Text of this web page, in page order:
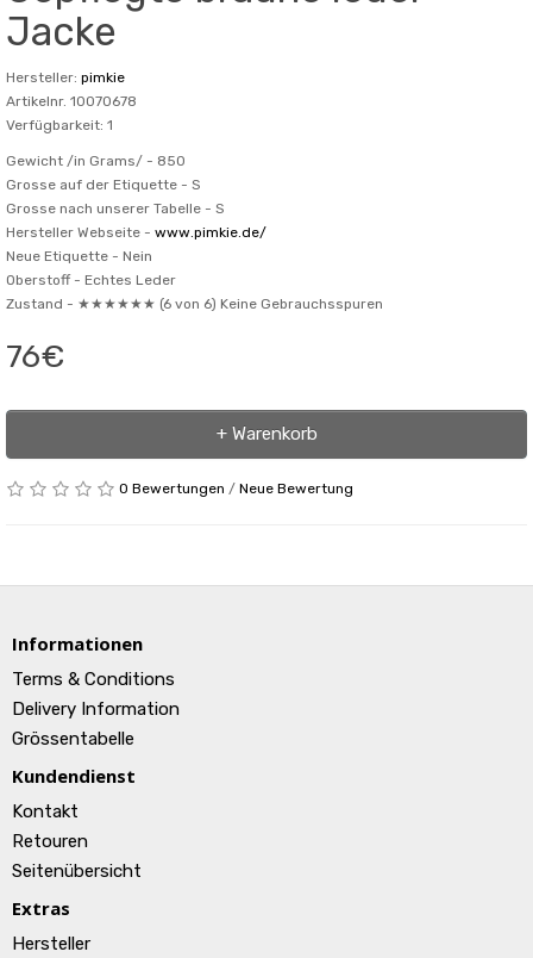
Jacke
Hersteller: pimkie
Artikelnr. 10070678
Verfügbarkeit: 1
Gewicht /in Grams/ - 850
Grosse auf der Etiquette - S
Grosse nach unserer Tabelle - S
Hersteller Webseite - www.pimkie.de/
Neue Etiquette - Nein
Oberstoff - Echtes Leder
Zustand - ★★★★★★ (6 von 6) Keine Gebrauchsspuren
76€
+ Warenkorb
0 Bewertungen / Neue Bewertung
Informationen
Terms & Conditions
Delivery Information
Grössentabelle
Kundendienst
Kontakt
Retouren
Seitenübersicht
Extras
Hersteller